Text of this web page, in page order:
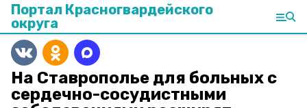
Портал Красногвардейского
округа
На Ставрополье для больных с
сердечно-сосудистными